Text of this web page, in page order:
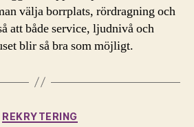
välja borrplats, rördragning och
att både service, ljudnivå och
blir så bra som möjligt.
Kategorier
REKRYTERING